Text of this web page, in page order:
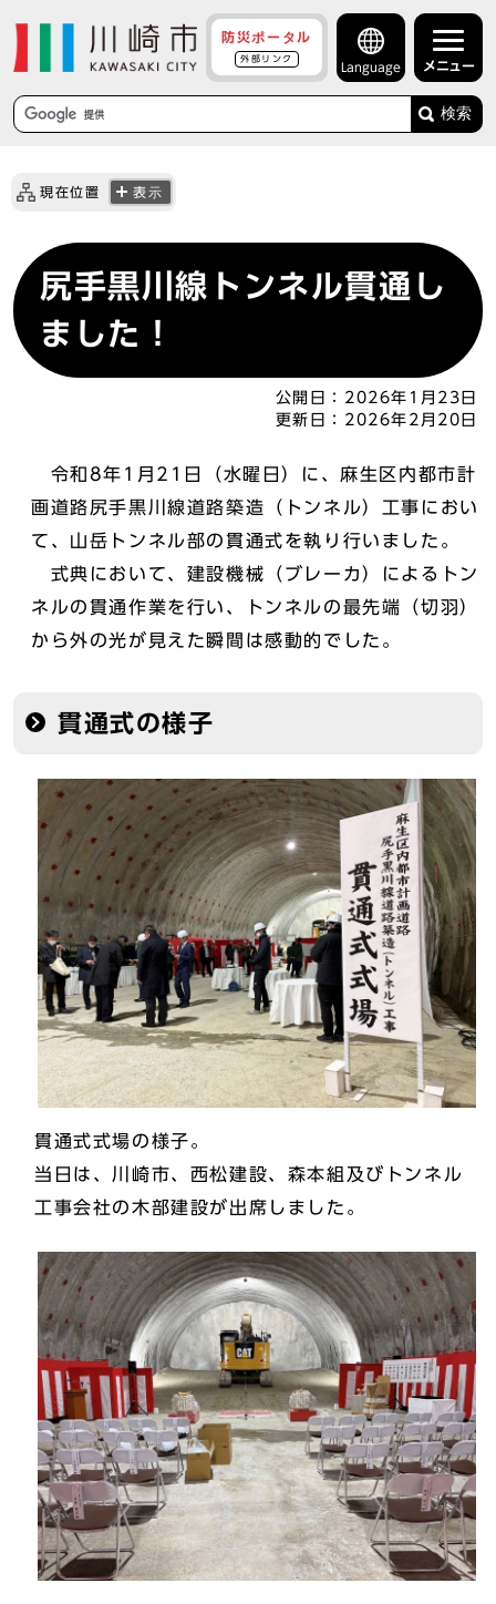
防災ポータル
外部リンク
Language メニュー
検索
現在位置 表示
尻手黒川線トンネル貫通し
ました！
公開日： 2026年1月23日
更新日： 2026年2月20日
令和8年1月21日（水曜日）に、麻生区内都市計
画道路尻手黒川線道路築造（トンネル）工事におい
て、山岳トンネル部の貫通式を執り行いました。
式典において、建設機械（ブレーカ）によるトン
ネルの貫通作業を行い、トンネルの最先端（切羽）
から外の光が見えた瞬間は感動的でした。
貫通式の様子
貫通式式場の様子。
当日は、川崎市、西松建設、森本組及びトンネル
工事会社の木部建設が出席しました。